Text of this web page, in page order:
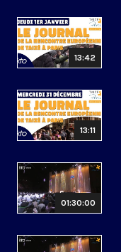
13:42
13:11
01:30:00